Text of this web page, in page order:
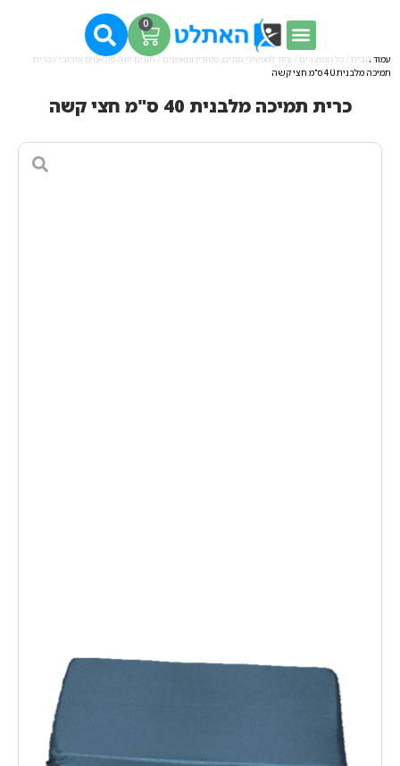
0
עמוד הבית / כל המוצרים / ציוד למפעילי חוגים, סטודיו ומאמנים / חוגים יוגה פילאטיס אירובי / כרית
תמיכה מלבנית 40 ס"מ חצי קשה
כרית תמיכה מלבנית 40 ס"מ חצי קשה